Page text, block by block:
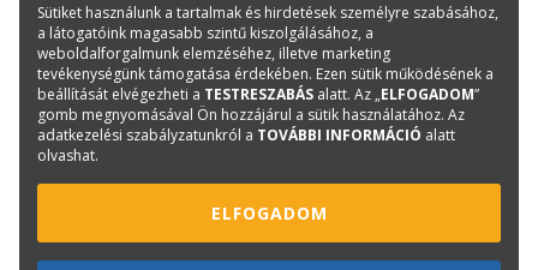
szerepel. Az egyes épületek egyfajta súlyozással,
különböző léptékben, illetve terjedelemmel jelennek meg a
könyvben.
A könyvbemutató rendezvény összefoglalóját itt
olvashatja:A megújulás kora – könyvbemutató
Kategóriák
Saját kiadású új könyvek
Sütiket használunk a tartalmak és hirdetések személyre szabásához,
a látogatóink magasabb szintű kiszolgálásához, a
weboldalforgalmunk elemzéséhez, illetve marketing
tevékenységünk támogatása érdekében. Ezen sütik működésének a
beállítását elvégezheti a TESTRESZABÁS alatt. Az „ELFOGADOM”
gomb megnyomásával Ön hozzájárul a sütik használatához. Az
adatkezelési szabályzatunkról a TOVÁBBI INFORMÁCIÓ alatt
olvashat.
ELFOGADOM